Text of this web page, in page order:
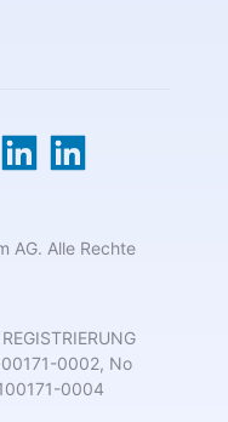
AG. Alle Rechte
0002, No
0004